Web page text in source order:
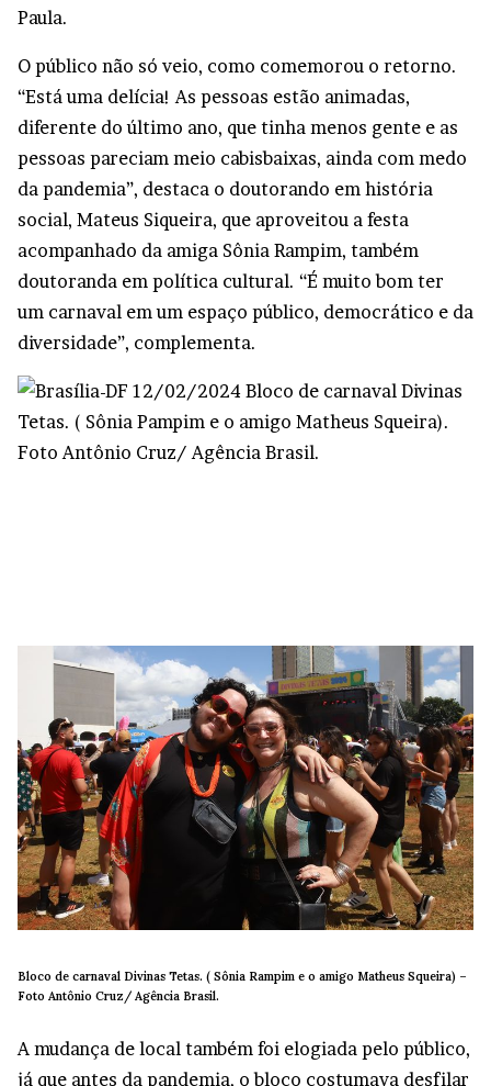
Paula.
O público não só veio, como comemorou o retorno.
“Está uma delícia! As pessoas estão animadas,
diferente do último ano, que tinha menos gente e as
pessoas pareciam meio cabisbaixas, ainda com medo
da pandemia”, destaca o doutorando em história
social, Mateus Siqueira, que aproveitou a festa
acompanhado da amiga Sônia Rampim, também
doutoranda em política cultural. “É muito bom ter
um carnaval em um espaço público, democrático e da
diversidade”, complementa.
Bloco de carnaval Divinas Tetas. ( Sônia Rampim e o amigo Matheus Squeira) –
Foto Antônio Cruz/ Agência Brasil.
A mudança de local também foi elogiada pelo público,
já que antes da pandemia, o bloco costumava desfilar